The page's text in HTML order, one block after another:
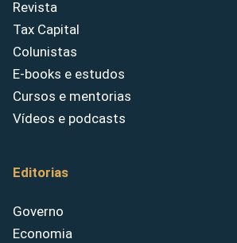
Revista
Tax Capital
Colunistas
E-books e estudos
Cursos e mentorias
Vídeos e podcasts
Editorias
Governo
Economia